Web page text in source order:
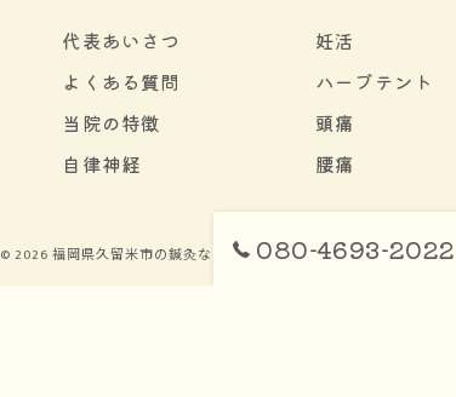
080-4693-2022
代表あいさつ
よくある質問
当院の特徴
自律神経
妊活
ハーブテント
頭痛
腰痛
© 2026 福岡県久留米市の鍼灸ならプライベート鍼灸院 Soin ALL